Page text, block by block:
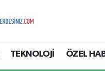
TEKNOLOJİ ÖZEL